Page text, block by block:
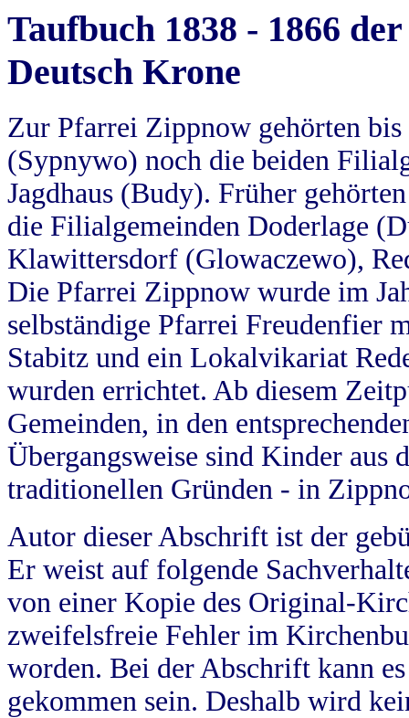
Taufbuch 1838 - 1866
Deutsch Krone
Zur Pfarrei Zippnow gehörten
(Sypnywo) noch die beiden
Jagdhaus (Budy). Früher
die Filialgemeinden Doderlage
Klawittersdorf (Glowaczewo),
Die Pfarrei Zippnow wurde im
selbständige Pfarrei Freudenfier
Stabitz und ein Lokalvikariat
wurden errichtet. Ab diesem
Gemeinden, in den
Übergangsweise sind Kinder aus
traditionellen Gründen - in
Autor dieser Abschrift ist der
Er weist auf folgende
von einer Kopie des Original-
zweifelsfreie Fehler im
worden. Bei der Abschrift kann
gekommen sein. Deshalb wird